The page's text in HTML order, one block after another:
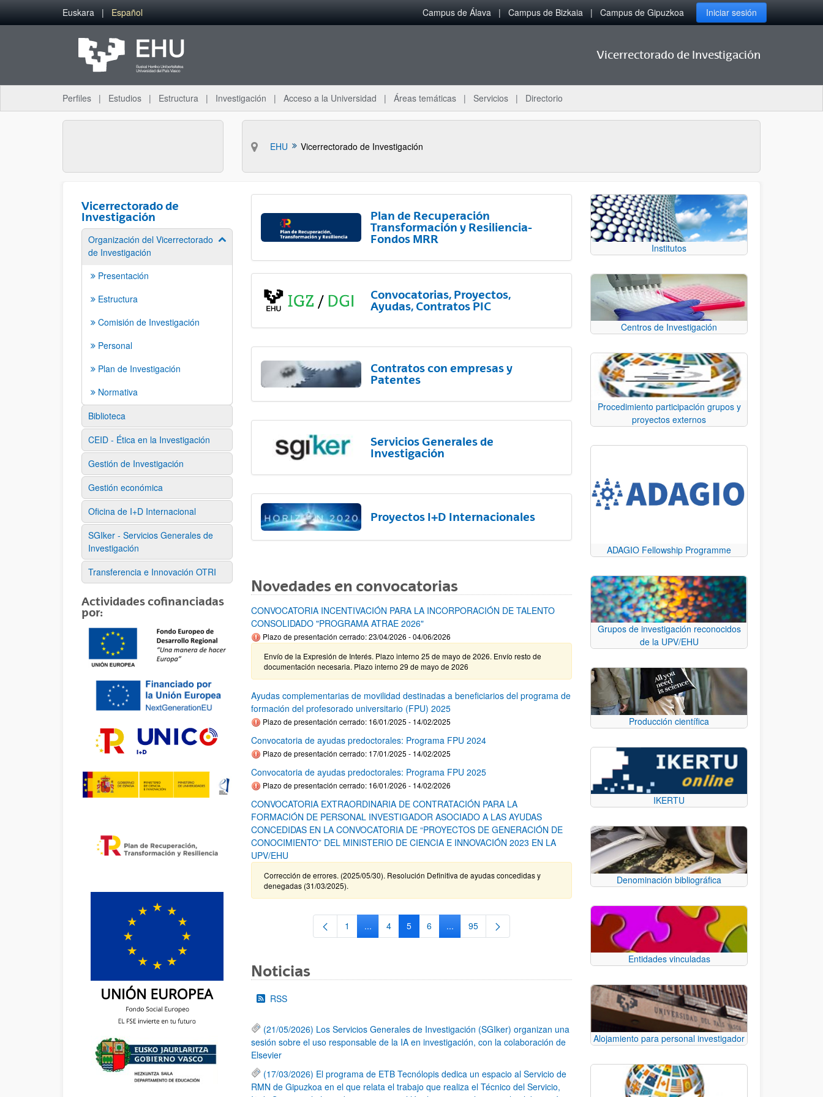
Saltar al contenido principal
Euskara Español Campus de Álava Campus de Bizkaia Campus de Gipuzkoa Iniciar sesión
Vicerrectorado de Investigación
Perfiles Estudios Estructura Investigación Acceso a la Universidad Áreas temáticas Servicios Directorio
EHU Vicerrectorado de Investigación
Vicerrectorado de
Investigación
Organización del Vicerrectorado
de Investigación
Mostrar/ocultar subpáginas
Presentación
Estructura
Comisión de Investigación
Personal
Plan de Investigación
Normativa
Biblioteca
CEID - Ética en la Investigación
Gestión de Investigación
Gestión económica
Oficina de I+D Internacional
SGIker - Servicios Generales de
Investigación
Transferencia e Innovación OTRI
Actividades cofinanciadas
por:
Plan de Recuperación
Transformación y Resiliencia-
Fondos MRR
Convocatorias, Proyectos,
Ayudas, Contratos PIC
Contratos con empresas y
Patentes
Servicios Generales de
Investigación
Proyectos I+D Internacionales
Novedades en convocatorias
CONVOCATORIA INCENTIVACIÓN PARA LA INCORPORACIÓN DE TALENTO
CONSOLIDADO "PROGRAMA ATRAE 2026"
Plazo de presentación cerrado: 23/04/2026 - 04/06/2026
Envío de la Expresión de Interés. Plazo interno 25 de mayo de 2026. Envío resto de
documentación necesaria. Plazo interno 29 de mayo de 2026
Ayudas complementarias de movilidad destinadas a beneficiarios del programa de
formación del profesorado universitario (FPU) 2025
Plazo de presentación cerrado: 16/01/2025 - 14/02/2025
Convocatoria de ayudas predoctorales: Programa FPU 2024
Plazo de presentación cerrado: 17/01/2025 - 14/02/2025
Convocatoria de ayudas predoctorales: Programa FPU 2025
Plazo de presentación cerrado: 16/01/2026 - 14/02/2026
CONVOCATORIA EXTRAORDINARIA DE CONTRATACIÓN PARA LA
FORMACIÓN DE PERSONAL INVESTIGADOR ASOCIADO A LAS AYUDAS
CONCEDIDAS EN LA CONVOCATORIA DE “PROYECTOS DE GENERACIÓN DE
CONOCIMIENTO” DEL MINISTERIO DE CIENCIA E INNOVACIÓN 2023 EN LA
UPV/EHU
Corrección de errores. (2025/05/30). Resolución Definitiva de ayudas concedidas y
denegadas (31/03/2025).
Página
1 ...Páginas intermedias Use TAB para desplazarse.
Página
4 Página
5 Página
6 ...Páginas intermedias Use TAB para desplazarse.
Página
95
Noticias
RSS
(21/05/2026) Los Servicios Generales de Investigación (SGIker) organizan una
sesión sobre el uso responsable de la IA en investigación, con la colaboración de
Elsevier
(17/03/2026) El programa de ETB Tecnólopis dedica un espacio al Servicio de
RMN de Gipuzkoa en el que relata el trabajo que realiza el Técnico del Servicio,
Institutos
Centros de Investigación
Procedimiento participación grupos y
proyectos externos
ADAGIO Fellowship Programme
Grupos de investigación reconocidos
de la UPV/EHU
Producción científica
IKERTU
Denominación bibliográfica
Entidades vinculadas
Alojamiento para personal investigador